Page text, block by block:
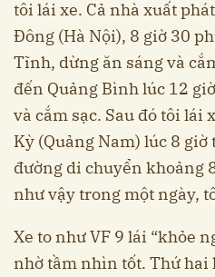
tôi lái xe. Cả nhà xuất
Đông (Hà Nội), 8 giờ 30
Tĩnh, dừng ăn sáng và
đến Quảng Bình lúc 12
và cắm sạc. Sau đó tôi lái
Kỳ (Quảng Nam) lúc 8
đường di chuyển khoảng
như vậy trong một ngày,
Xe to như VF 9 lái “khỏe
nhờ tầm nhìn tốt. Thứ